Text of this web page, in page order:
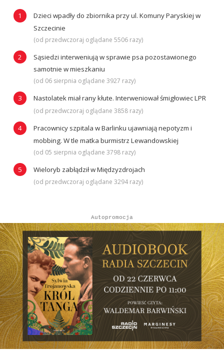
Dzieci wpadły do zbiornika przy ul. Komuny Paryskiej w
Szczecinie
(od przedwczoraj oglądane 5506 razy)
Sąsiedzi interweniują w sprawie psa pozostawionego
samotnie w mieszkaniu
(od 06 sierpnia oglądane 3927 razy)
Nastolatek miał rany kłute. Interweniował śmigłowiec LPR
(od przedwczoraj oglądane 3858 razy)
Pracownicy szpitala w Barlinku ujawniają nepotyzm i
mobbing. W tle matka burmistrz Lewandowskiej
(od 05 sierpnia oglądane 3798 razy)
Wieloryb zabłądził w Międzyzdrojach
(od przedwczoraj oglądane 3294 razy)
Autopromocja